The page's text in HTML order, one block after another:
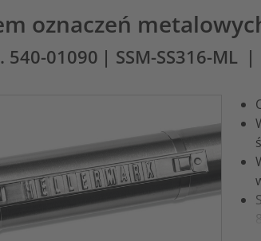
oznaczeń
540-01090 | SSM-SS316-ML |